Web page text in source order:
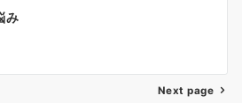
み
Next page